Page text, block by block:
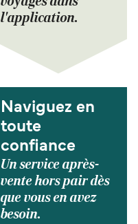
l'application.
Naviguez en
toute
confiance
Un service après-
vente hors pair dès
que vous en avez
besoin.